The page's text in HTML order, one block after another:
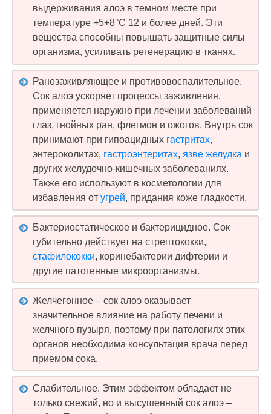
выдерживания алоэ в темном месте при
температуре +5+8°C 12 и более дней. Эти
вещества способны повышать защитные силы
организма, усиливать регенерацию в тканях.
Ранозаживляющее и противовоспалительное.
Сок алоэ ускоряет процессы заживления,
применяется наружно при лечении заболеваний
глаз, гнойных ран, флегмон и ожогов. Внутрь сок
принимают при гипоацидных гастритах,
энтероколитах, гастроэнтеритах, язве желудка и
других желудочно-кишечных заболеваниях.
Также его используют в косметологии для
избавления от угрей, придания коже гладкости.
Бактериостатическое и бактерицидное. Сок
губительно действует на стрептококки,
стафилококки, коринебактерии дифтерии и
другие патогенные микроорганизмы.
Желчегонное – сок алоэ оказывает
значительное влияние на работу печени и
желчного пузыря, поэтому при патологиях этих
органов необходима консультация врача перед
приемом сока.
Слабительное. Этим эффектом обладает не
только свежий, но и высушенный сок алоэ –